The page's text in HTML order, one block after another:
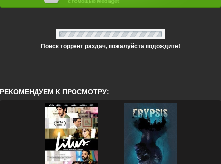
Поиск торрент раздач, пожалуйста подождите!
РЕКОМЕНДУЕМ К ПРОСМОТРУ: